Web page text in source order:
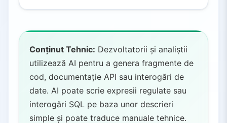
Conținut Tehnic: Dezvoltatorii și analiștii
utilizează AI pentru a genera fragmente de
cod, documentație API sau interogări de
date. AI poate scrie expresii regulate sau
interogări SQL pe baza unor descrieri
simple și poate traduce manuale tehnice.